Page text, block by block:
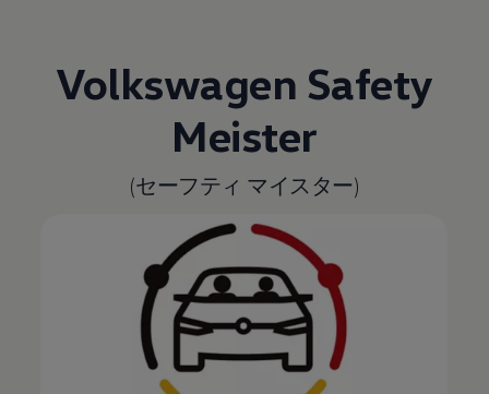
Volkswagen Safety
Meister
(セーフティ マイスター)